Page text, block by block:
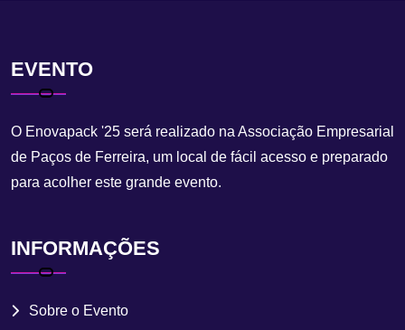
EVENTO
O Enovapack '25 será realizado na Associação Empresarial
de Paços de Ferreira, um local de fácil acesso e preparado
para acolher este grande evento.
INFORMAÇÕES
Sobre o Evento